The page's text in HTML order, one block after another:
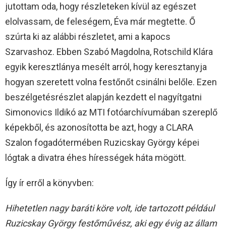
jutottam oda, hogy részleteken kívül az egészet
elolvassam, de feleségem, Éva már megtette. Ő
szúrta ki az alábbi részletet, ami a kapocs
Szarvashoz. Ebben Szabó Magdolna, Rotschild Klára
egyik keresztlánya mesélt arról, hogy keresztanyja
hogyan szeretett volna festőnőt csinálni belőle. Ezen
beszélgetésrészlet alapján kezdett el nagyítgatni
Simonovics Ildikó az MTI fotóarchívumában szereplő
képekből, és azonosította be azt, hogy a CLARA
Szalon fogadótermében Ruzicskay György képei
lógtak a divatra éhes hírességek háta mögött.
Így ír erről a könyvben:
Hihetetlen nagy baráti köre volt, ide tartozott például
Ruzicskay György festőművész, aki egy évig az állam